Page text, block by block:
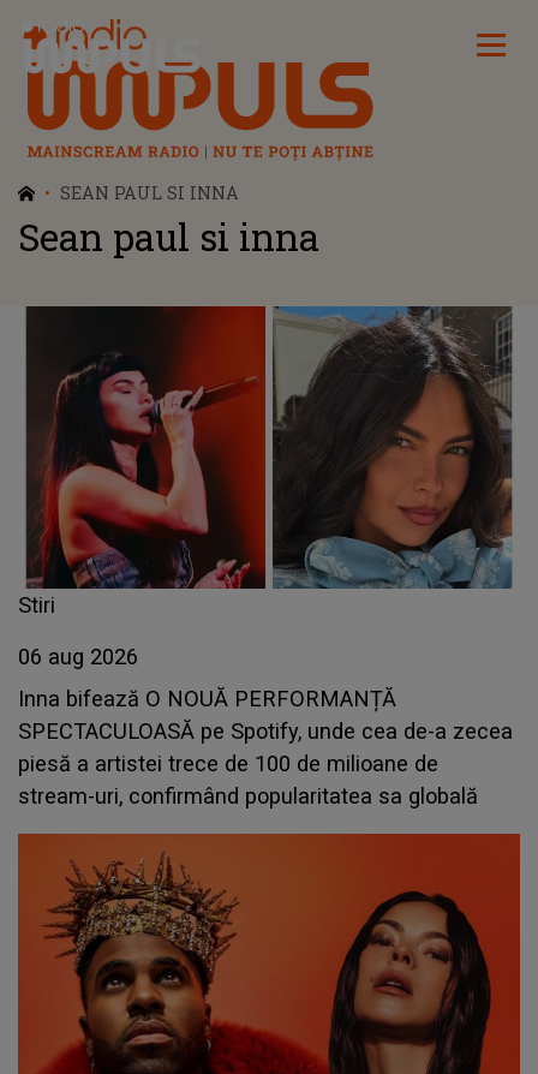
Radio Impuls
SEAN PAUL SI INNA
Sean paul si inna
Stiri
06 aug 2026
Inna bifează O NOUĂ PERFORMANȚĂ
SPECTACULOASĂ pe Spotify, unde cea de-a zecea
piesă a artistei trece de 100 de milioane de
stream-uri, confirmând popularitatea sa globală